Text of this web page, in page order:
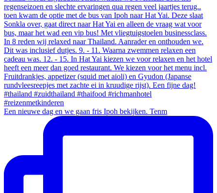
Een nieuwe dag en we gaan fris Ipoh bekijken. Tenm